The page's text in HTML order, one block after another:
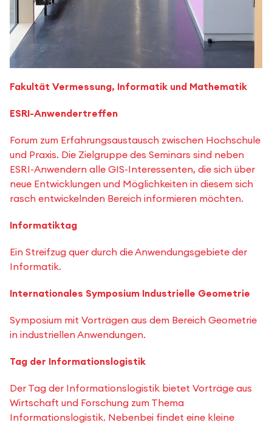
Fakultät Vermessung, Informatik und Mathematik
ESRI-Anwendertreffen
Forum zum Erfahrungsaustausch zwischen Hochschule
und Praxis. Die Zielgruppe des Seminars sind neben
ESRI-Anwendern alle GIS-Interessenten, die sich über
neue Entwicklungen und Möglichkeiten in diesem sich
rasch entwickelnden Bereich informieren möchten.
Informatiktag
Ein Streifzug quer durch die Anwendungsgebiete der
Informatik.
Internationales Symposium Industrielle Geometrie
Symposium mit Vorträgen aus dem Bereich Geometrie
in industriellen Anwendungen.
Tag der Informationslogistik
Der Tag der Informationslogistik bietet Vorträge aus
Wirtschaft und Forschung zum Thema
Informationslogistik. Nebenbei findet eine kleine